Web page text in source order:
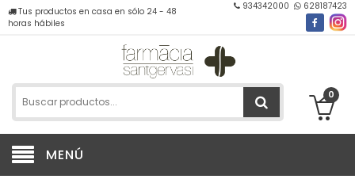
Tus productos en casa en sólo 24 - 48
horas hábiles
934342000 628187423
0
MENÚ